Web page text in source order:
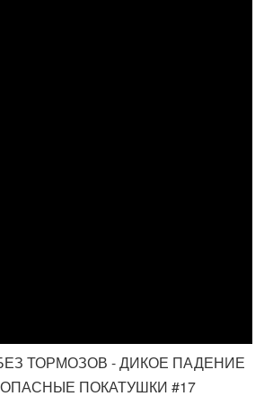
ТОРМОЗОВ - ДИКОЕ ПАДЕНИЕ
ПОКАТУШКИ #17